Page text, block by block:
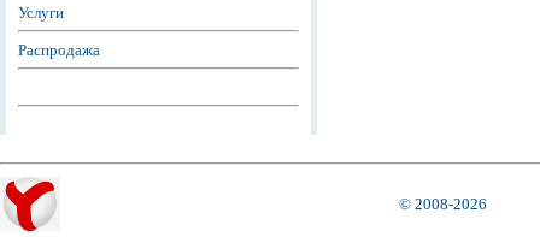
Услуги
Распродажа
© 2008-2026